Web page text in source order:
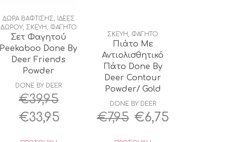
ΔΩΡΑ ΒΑΦΤΙΣΗΣ
ΙΔΕΕΣ
ΔΩΡΟΥ, ΣΚΕΥΗ ΦΑΓΗΤΟ
Σετ Φαγητού
Peekaboo Done By
Deer Friends
Powder
DONE BY DEER
€39,95
Original
€33,95
ΣΚΕΥΗ ΦΑΓΗΤΟ
Πιάτο Με
Αντιολισθητικό
Πάτο Done By
Deer Contour
Powder/ Gold
DONE BY DEER
€7,95 Original
€6,75Η